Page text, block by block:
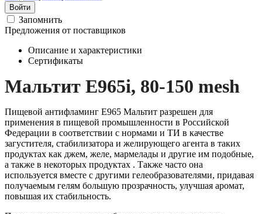
Войти
Запомнить
Предложения от поставщиков
Описание и характеристики
Сертификаты
Мальтит Е965i, 80-150 mesh
Пищевой антифламинг Е965 Мальтит разрешен для
применения в пищевой промышленности в Российской
Федерации в соответствии с нормами и ТИ в качестве
загустителя, стабилизатора и желирующего агента в таких
продуктах как джем, желе, мармелады и другие им подобные,
а также в некоторых продуктах . Также часто она
используется вместе с другими гелеобразователями, придавая
получаемым гелям большую прозрачность, улучшая аромат,
повышая их стабильность.